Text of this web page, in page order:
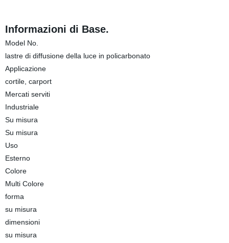
Informazioni di Base.
Model No.
lastre di diffusione della luce in policarbonato
Applicazione
cortile, carport
Mercati serviti
Industriale
Su misura
Su misura
Uso
Esterno
Colore
Multi Colore
forma
su misura
dimensioni
su misura